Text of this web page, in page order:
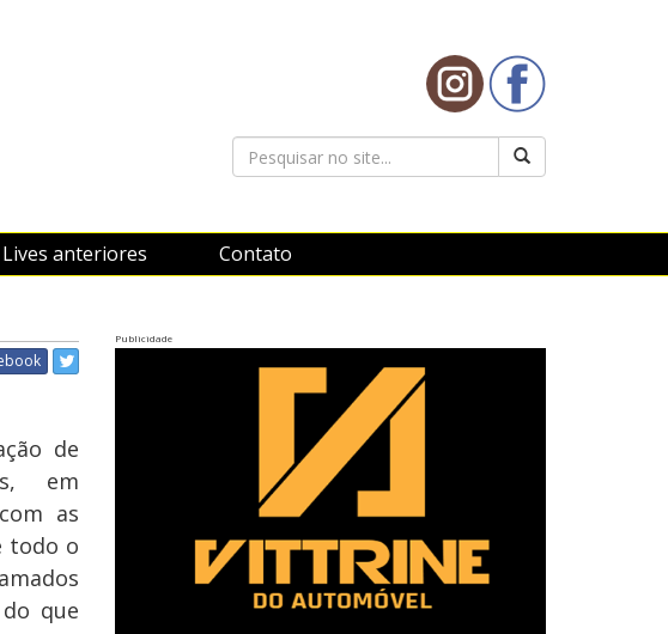
Lives anteriores Contato
de
em
as
todo o
que
Publicidade